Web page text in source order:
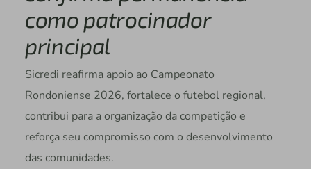
como patrocinador
principal
Sicredi reafirma apoio ao Campeonato
Rondoniense 2026, fortalece o futebol regional,
contribui para a organização da competição e
reforça seu compromisso com o desenvolvimento
das comunidades.